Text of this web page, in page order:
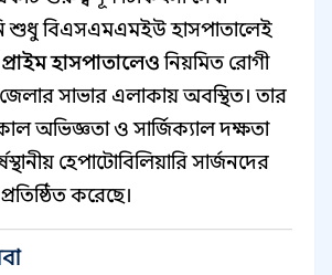
শুধু বিএসএমএমইউ হাসপাতালেই
হাসপাতালেওনিয়মিত রোগী
জেলার সাভার এলাকায় অবস্থিত। তার
অভিজ্ঞতা ও সার্জিক্যাল দক্ষতা
হেপাটোবিলিয়ারি সার্জনদের
করেছে।